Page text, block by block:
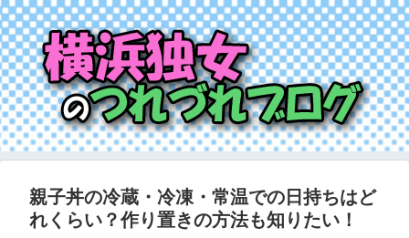
親子丼の冷蔵・冷凍・常温での日持ちはど
れくらい？作り置きの方法も知りたい！